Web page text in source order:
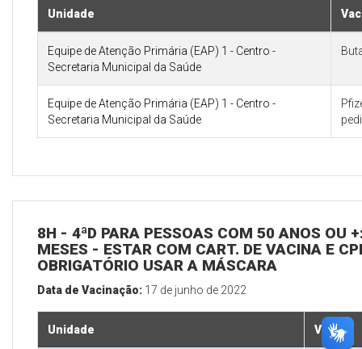
Unidade
Equipe de Atenção Primária (EAP) 1 - Centro -
Secretaria Municipal da Saúde
Equipe de Atenção Primária (EAP) 1 - Centro -
Secretaria Municipal da Saúde
8H - 4ªD PARA PESSOAS COM 50 ANOS OU
MESES - ESTAR COM CART. DE VACINA E
OBRIGATÓRIO USAR A MÁSCARA
Data de Vacinação: 17 de junho de 2022
Unidade Vacina